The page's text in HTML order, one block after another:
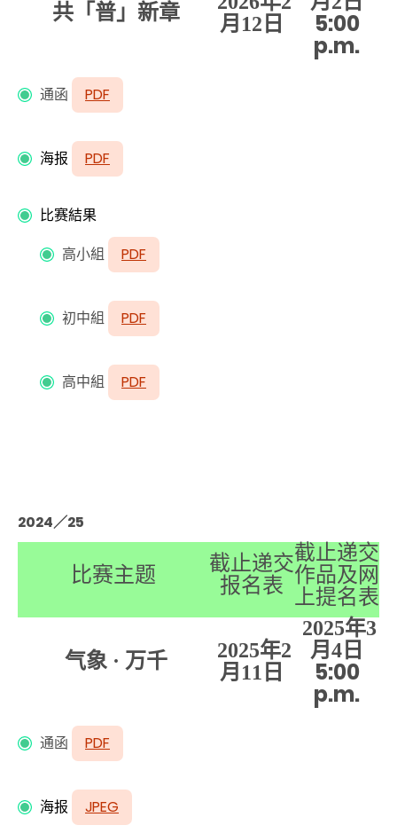
共「普」新章
月12 日 5:00
p.m.
通函 PDF
海报 PDF
比赛結果
高小組
PDF
初中組 PDF
高中組 PDF
2024／25
比赛主题
截止递交
报名表
截止递交
作品及网
上提名表
气象 · 万千 2025年2
月11 日
2025年3
月4 日
5:00
p.m.
通函 PDF
海报 JPEG